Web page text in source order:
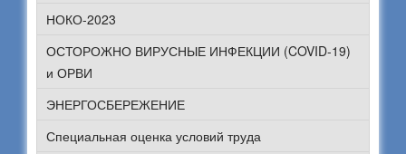
НОКО-2023
ОСТОРОЖНО ВИРУСНЫЕ ИНФЕКЦИИ (COVID-19)
и ОРВИ
ЭНЕРГОСБЕРЕЖЕНИЕ
Специальная оценка условий труда